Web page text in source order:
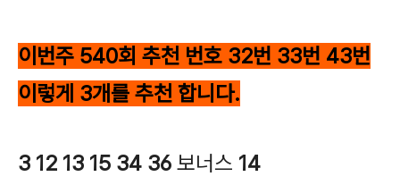
이번주 540회 추천 번호 32번 33번 43번
이렇게 3개를 추천 합니다.
3 12 13 15 34 36 보너스 14